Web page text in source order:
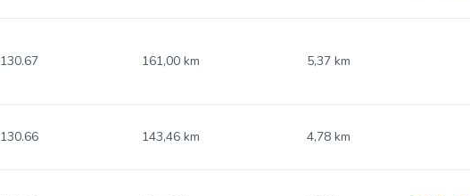
130.67 161,00 km 5,37 km
130.66 143,46 km 4,78 km